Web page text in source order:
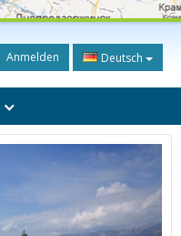
Anmelden Deutsch